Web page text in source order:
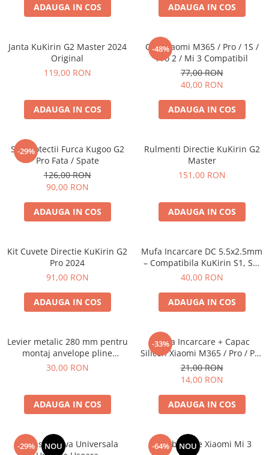
ADAUGA IN COS ADAUGA IN COS
Janta KuKirin G2 Master 2024
Original
119,00 RON
ADAUGA IN COS
-48%
Cric Xiaomi M365 / Pro / 1S /
Pro 2 / Mi 3 Compatibil
77,00 RON
40,00 RON
ADAUGA IN COS
-29%
Set Protectii Furca Kugoo G2
Pro Fata / Spate
126,00 RON
90,00 RON
ADAUGA IN COS
Rulmenti Directie KuKirin G2
Master
151,00 RON
ADAUGA IN COS
Kit Cuvete Directie KuKirin G2
Pro 2024
91,00 RON
ADAUGA IN COS
Mufa Incarcare DC 5.5x2.5mm
– Compatibila KuKirin S1, S2,
S3 si E-TWOW
40,00 RON
ADAUGA IN COS
Levier metalic 280 mm pentru
montaj anvelope pline
trotinete electrice
30,00 RON
ADAUGA IN COS
-33%
Mufa Incarcare + Capac
Silicon Xiaomi M365 / Pro / Pro
2 / 1S / Mi 3 Compatibil
21,00 RON
14,00 RON
ADAUGA IN COS
-29% NOU
Extensie Valva Universala
-64% NOU
Surub Pliere Xiaomi Mi 3